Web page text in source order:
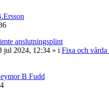
anslutningsplint
jul 2024, 12:34 » i Fixa och vårda
B Fudd